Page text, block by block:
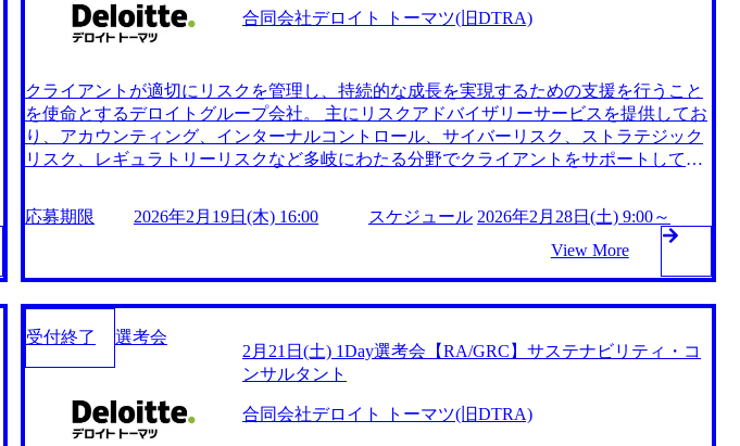
合同会社デロイト トーマツ(旧DTRA)
クライアントが適切にリスクを管理し、持続的な成長を実現するための支援を行うこと
を使命とするデロイトグループ会社。 主にリスクアドバイザリーサービスを提供してお
り、アカウンティング、インターナルコントロール、サイバーリスク、ストラテジック
リスク、レギュラトリーリスクなど多岐にわたる分野でクライアントをサポートしてい
2月28日(土) 9:00～17:00 2026年2月19日(木) 16:00 ※定員数に達した場合は通常選考をご案
内させていただくことがございます ●当日スケジュール 9:00～13:00 1次面接 13:00～17:0
加となります ※面接の所要時間は1時間程度、面接回数は2回を予定しております 1次
下いずれかまたは複数のご経験をお持ちであること ・コンサルティング業務(リスクマ
ネジメント、業務変革・デジタル化、システム導入コンサルティング等)の経験 ・プロ
ジェクトマネジャーの経験(M層のみ) ・コミュニケーション、PPT作成・Excel分析等、
コンサルタントの基礎スキル ●あると望ましい要件 以下のいずれかまたは複数のご経験
をお持ちであること ・BPR、基幹システム導入プロジェクトに関連するご経験 ・大規模
応募期限 2026年2月19日(木) 16:00 スケジュール 2026年2月28日(土) 9:00～
View More
受付終了 選考会
2月21日(土) 1Day選考会【RA/GRC】サステナビリティ・コ
ンサルタント
合同会社デロイト トーマツ(旧DTRA)